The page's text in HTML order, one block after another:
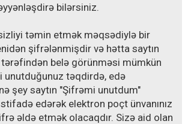
bilərsiniz.
təmin etmək məqsədiylə bir
şifrələnmişdir və hətta saytın
belə görünməsi mümkün
unutduğunuz təqdirdə, edə
şey saytın "Şifrəmi unutdum"
edərək elektron poçt ünvanınız
əldə etmək olacaqdır. Sizə aid olan